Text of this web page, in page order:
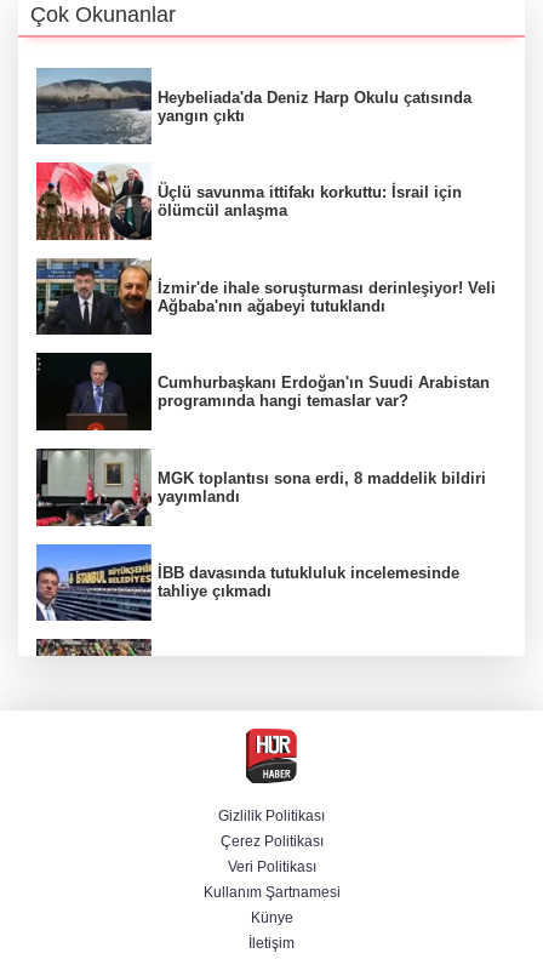
Çok Okunanlar
Heybeliada'da Deniz Harp Okulu çatısında
yangın çıktı
Üçlü savunma ittifakı korkuttu: İsrail için
ölümcül anlaşma
İzmir'de ihale soruşturması derinleşiyor! Veli
Ağbaba'nın ağabeyi tutuklandı
Cumhurbaşkanı Erdoğan'ın Suudi Arabistan
programında hangi temaslar var?
MGK toplantısı sona erdi, 8 maddelik bildiri
yayımlandı
İBB davasında tutukluluk incelemesinde
tahliye çıkmadı
Venezuela'da iktidar partisi ile muhalefet
mutabık kaldı
Derin taarruz, yüksek hassasiyet! Bayraktar
AKINCI TİHA TOLUN P ile vurdu
BM'nin teklifine Türk tarafından kabul,
Gizlilik Politikası
Çerez Politikası
Veri Politikası
Kullanım Şartnamesi
Künye
İletişim